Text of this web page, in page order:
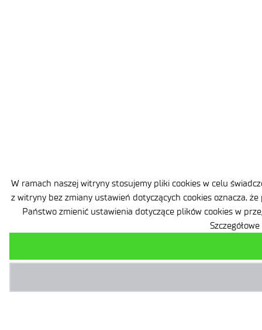
W ramach naszej witryny stosujemy pliki cookies w celu
z witryny bez zmiany ustawień dotyczących cookies oznacza,
Państwo zmienić ustawienia dotyczące plików cookies w